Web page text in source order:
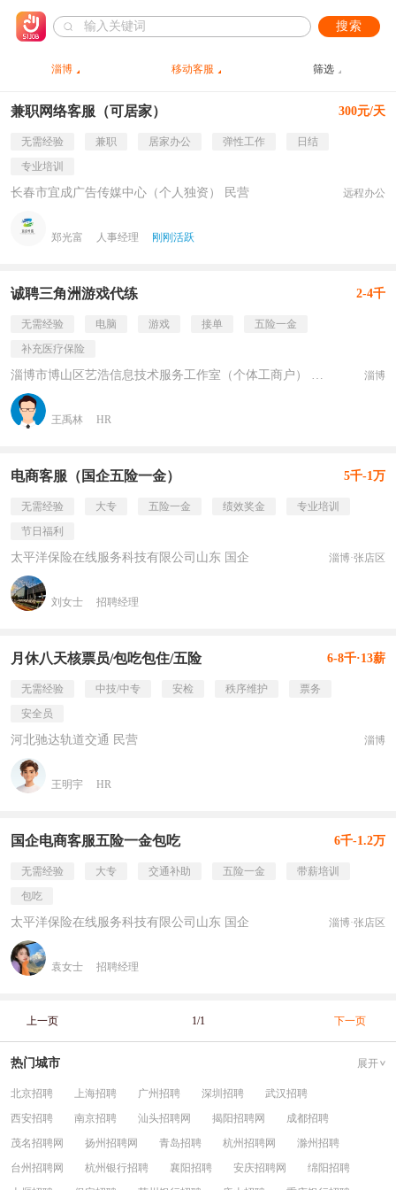
搜索
淄博 移动客服 筛选
兼职网络客服（可居家） 300元/天
无需经验 兼职 居家办公 弹性工作
日结
专业培训
长春市宜成广告传媒中心（个人独资） 民营 远程办公
郑光富 人事经理 刚刚活跃
诚聘三角洲游戏代练 2-4千
无需经验 电脑 游戏 接单
五险一金
补充医疗保险
淄博市博山区艺浩信息技术服务工作室（个体工商户） 民营 淄博
王禹林 HR
电商客服（国企五险一金） 5千-1万
无需经验 大专 五险一金 绩效奖金
专业培训
节日福利
太平洋保险在线服务科技有限公司山东 国企 淄博·张店区
刘女士 招聘经理
月休八天核票员/包吃包住/五险 6-8千·13薪
无需经验 中技/中专 安检 秩序维护
票务
安全员
河北驰达轨道交通 民营 淄博
王明宇 HR
国企电商客服五险一金包吃 6千-1.2万
无需经验 大专 交通补助 五险一金
带薪培训
包吃
太平洋保险在线服务科技有限公司山东 国企 淄博·张店区
袁女士 招聘经理
上一页 1/1 下一页
热门城市 展开
北京招聘 上海招聘 广州招聘 深圳招聘
武汉招聘
西安招聘
南京招聘 汕头招聘网 揭阳招聘网
成都招聘
茂名招聘网
扬州招聘网 青岛招聘 杭州招聘网
滁州招聘
台州招聘网
杭州银行招聘 襄阳招聘 安庆招聘网
绵阳招聘